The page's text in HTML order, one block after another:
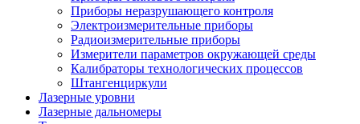
Приборы неразрушающего контроля
Электроизмерительные приборы
Радиоизмерительные приборы
Измерители параметров окружающей среды
Калибраторы технологических процессов
Штангенциркули
Лазерные уровни
Лазерные дальномеры